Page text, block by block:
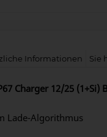
Informationen Sie
Charger 12/25 (1+Si)
Lade-Algorithmus